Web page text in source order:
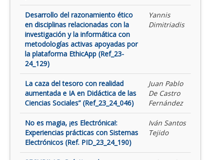
Desarrollo del razonamiento ético
en disciplinas relacionadas con la
investigación y la informática con
metodologías activas apoyadas por
la plataforma EthicApp (Ref_23-
24_129)
Yannis
Dimitriadis
La caza del tesoro con realidad
aumentada e IA en Didáctica de las
Ciencias Sociales” (Ref_23_24_046)
Juan Pablo
De Castro
Fernández
No es magia, ¡es Electrónica!:
Experiencias prácticas con Sistemas
Electrónicos (Ref. PID_23_24_190)
Iván Santos
Tejido